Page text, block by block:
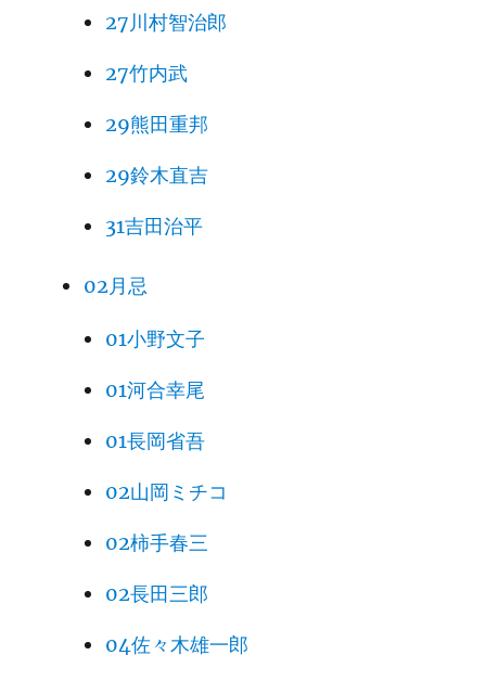
27川村智治郎
27竹内武
29熊田重邦
29鈴木直吉
31吉田治平
02月忌
01小野文子
01河合幸尾
01長岡省吾
02山岡ミチコ
02柿手春三
02長田三郎
04佐々木雄一郎